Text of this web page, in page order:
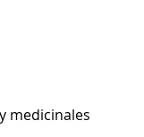
medicinales